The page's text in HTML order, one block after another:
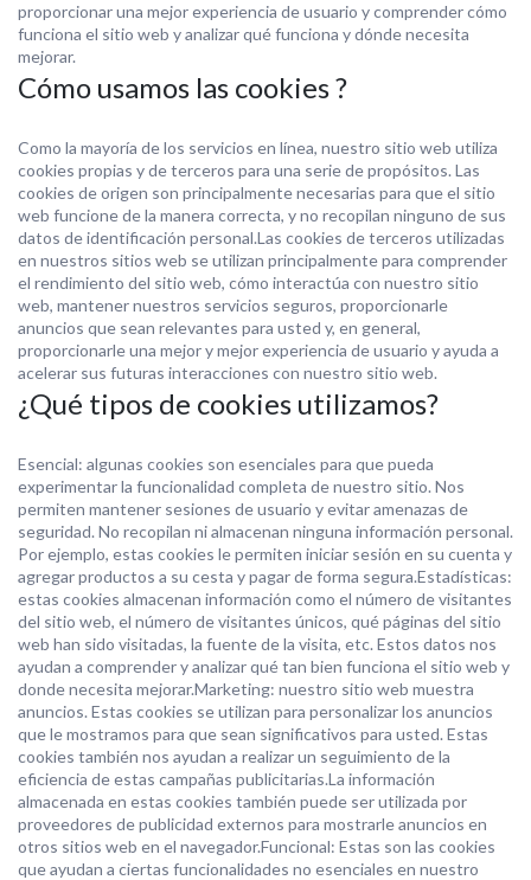
proporcionar una mejor experiencia de usuario y comprender cómo
funciona el sitio web y analizar qué funciona y dónde necesita
mejorar.
Cómo usamos las cookies ?
Como la mayoría de los servicios en línea, nuestro sitio web utiliza
cookies propias y de terceros para una serie de propósitos. Las
cookies de origen son principalmente necesarias para que el sitio
web funcione de la manera correcta, y no recopilan ninguno de sus
datos de identificación personal.Las cookies de terceros utilizadas
en nuestros sitios web se utilizan principalmente para comprender
el rendimiento del sitio web, cómo interactúa con nuestro sitio
web, mantener nuestros servicios seguros, proporcionarle
anuncios que sean relevantes para usted y, en general,
proporcionarle una mejor y mejor experiencia de usuario y ayuda a
acelerar sus futuras interacciones con nuestro sitio web.
¿Qué tipos de cookies utilizamos?
Esencial: algunas cookies son esenciales para que pueda
experimentar la funcionalidad completa de nuestro sitio. Nos
permiten mantener sesiones de usuario y evitar amenazas de
seguridad. No recopilan ni almacenan ninguna información personal.
Por ejemplo, estas cookies le permiten iniciar sesión en su cuenta y
agregar productos a su cesta y pagar de forma segura.Estadísticas:
estas cookies almacenan información como el número de visitantes
del sitio web, el número de visitantes únicos, qué páginas del sitio
web han sido visitadas, la fuente de la visita, etc. Estos datos nos
ayudan a comprender y analizar qué tan bien funciona el sitio web y
donde necesita mejorar.Marketing: nuestro sitio web muestra
anuncios. Estas cookies se utilizan para personalizar los anuncios
que le mostramos para que sean significativos para usted. Estas
cookies también nos ayudan a realizar un seguimiento de la
eficiencia de estas campañas publicitarias.La información
almacenada en estas cookies también puede ser utilizada por
proveedores de publicidad externos para mostrarle anuncios en
otros sitios web en el navegador.Funcional: Estas son las cookies
que ayudan a ciertas funcionalidades no esenciales en nuestro